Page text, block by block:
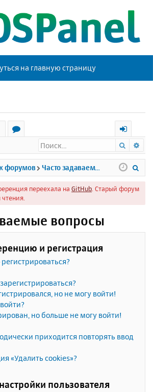
на главную страницу
р
у
м
х
о
д
Поиск
форумов Часто задаваемые вопросы
переехала на GitHub . Старый форум
вопросы
и регистрация
но не могу войти!
но больше не могу войти!
приходится повторять ввод
«Удалить cookies»?
пользователя